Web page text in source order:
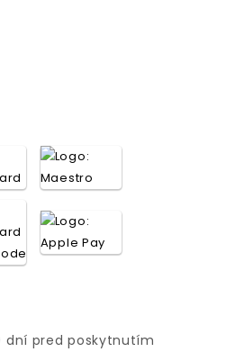
dní pred poskytnutím